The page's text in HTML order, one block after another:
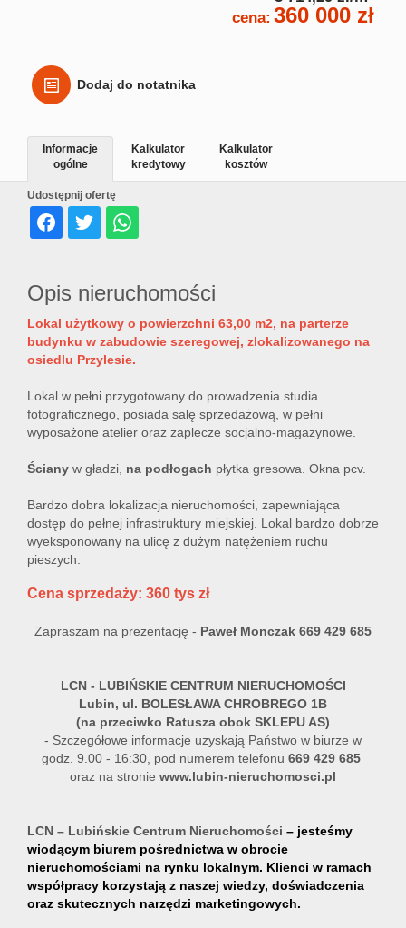
cena: 360 000 zł
Dodaj do notatnika
Udostępnij ofertę
Informacje
ogólne
Kalkulator
kredytowy
Kalkulator
kosztów
Opis nieruchomości
Lokal użytkowy o powierzchni 63,00 m2, na parterze
budynku w zabudowie szeregowej, zlokalizowanego na
osiedlu Przylesie.
Lokal w pełni przygotowany do prowadzenia studia
fotograficznego, posiada salę sprzedażową, w pełni
wyposażone atelier oraz zaplecze socjalno-magazynowe.
Ściany w gładzi, na podłogach płytka gresowa. Okna pcv.
Bardzo dobra lokalizacja nieruchomości, zapewniająca
dostęp do pełnej infrastruktury miejskiej. Lokal bardzo dobrze
wyeksponowany na ulicę z dużym natężeniem ruchu
pieszych.
Cena sprzedaży: 360 tys zł
Zapraszam na prezentację - Paweł Monczak 669 429 685
LCN - LUBIŃSKIE CENTRUM NIERUCHOMOŚCI
Lubin, ul. BOLESŁAWA CHROBREGO 1B
(na przeciwko Ratusza obok SKLEPU AS)
- Szczegółowe informacje uzyskają Państwo w biurze w
godz. 9.00 - 16:30, pod numerem telefonu 669 429 685
oraz na stronie www.lubin-nieruchomosci.pl
LCN – Lubińskie Centrum Nieruchomości – jesteśmy
wiodącym biurem pośrednictwa w obrocie
nieruchomościami na rynku lokalnym. Klienci w ramach
współpracy korzystają z naszej wiedzy, doświadczenia
oraz skutecznych narzędzi marketingowych.